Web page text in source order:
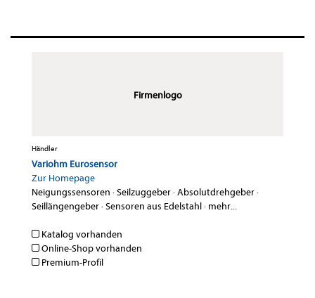
Firmenlogo
Händler
Variohm Eurosensor
Zur Homepage
Neigungssensoren ·Seilzuggeber·Absolutdrehgeber·
Seillängengeber·Sensoren aus Edelstahl· mehr...
Katalog vorhanden
Online-Shop vorhanden
Premium-Profil